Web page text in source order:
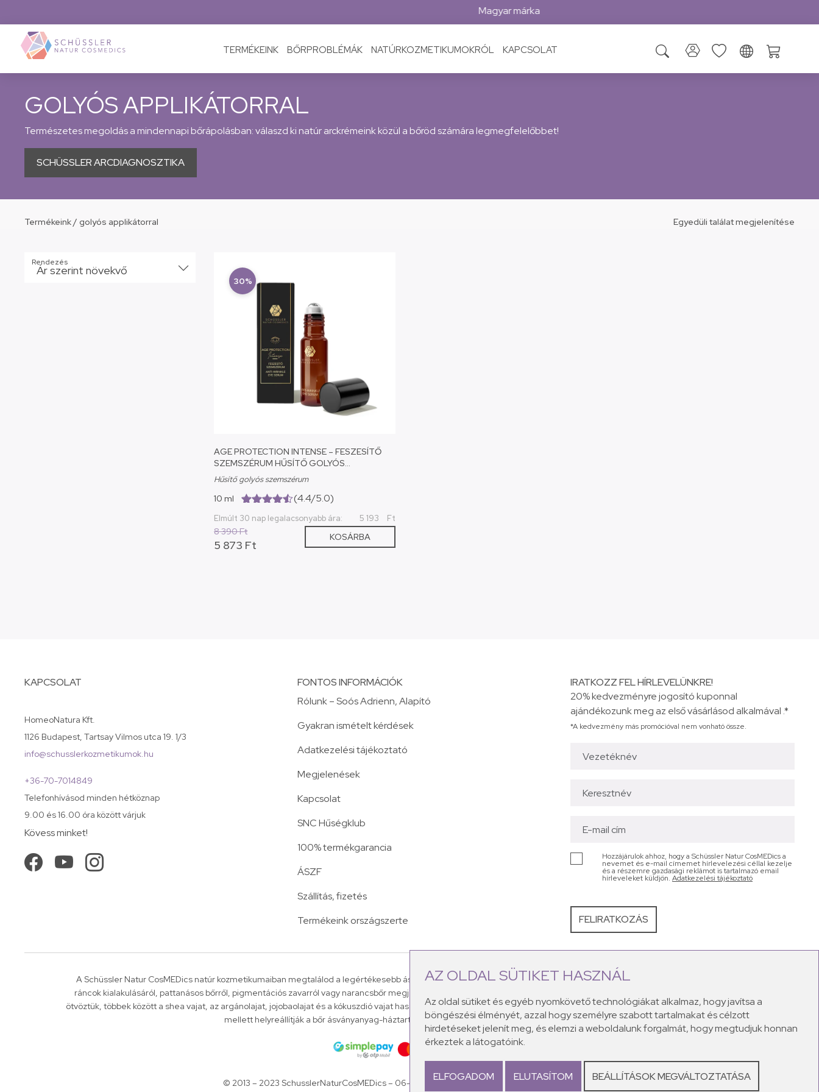
AZ OLDAL SÜTIKET HASZNÁL
Az oldal sütiket és egyéb nyomkövető technológiákat alkalmaz, hogy javítsa a
böngészési élményét, azzal hogy személyre szabott tartalmakat és célzott
hirdetéseket jelenít meg, és elemzi a weboldalunk forgalmát, hogy megtudjuk honnan
érkeztek a látogatóink.
ELFOGADOM ELUTASÍTOM BEÁLLÍTÁSOK MEGVÁLTOZTATÁSA
TERMÉKEINK BŐRPROBLÉMÁK NATÚRKOZMETIKUMOKRÓL KAPCSOLAT
GOLYÓS APPLIKÁTORRAL
Természetes megoldás a mindennapi bőrápolásban: válaszd ki natúr arckrémeink közül a bőröd számára legmegfelelőbbet!
SCHÜSSLER ARCDIAGNOSZTIKA
Termékeink/ golyós applikátorral
Rendezés
Ár szerint növekvő
Egyedüli találat megjelenítése
30%
AGE PROTECTION INTENSE – FESZESÍTŐ
SZEMSZÉRUM HŰSÍTŐ GOLYÓS
APPLIKÁTORRAL
Hűsítő golyós szemszérum
KOSÁRBA
10 ml
(4.4/5.0)
(4.4/5.0)
Elmúlt 30 nap legalacsonyabb ára: 5 193 Ft
8 390Ft
5 873 Ft
IRATKOZZ FEL HÍRLEVELÜNKRE!
20% kedvezményre jogosító kuponnal
ajándékozunk meg az első vásárlásod alkalmával .*
*A kedvezmény más promócióval nem vonható össze.
Hozzájárulok ahhoz, hogy a Schüssler Natur CosMEDics a
nevemet és e-mail címemet hírlevelezési céllal kezelje
és a részemre gazdasági reklámot is tartalmazó email
hírleveleket küldjön. Adatkezelési tájékoztató
FONTOS INFORMÁCIÓK
Rólunk – Soós Adrienn, Alapító
Gyakran ismételt kérdések
Adatkezelési tájékoztató
Megjelenések
Kapcsolat
SNC Hűségklub
100% termékgarancia
ÁSZF
Szállítás, fizetés
Termékeink országszerte
KAPCSOLAT
HomeoNatura Kft.
1126 Budapest, Tartsay Vilmos utca 19. 1/3
info@schusslerkozmetikumok.hu
+36-70-7014849
Telefonhívásod minden hétköznap
9.00 és 16.00 óra között várjuk
Kövess minket!
A Schüssler Natur CosMEDics natúr kozmetikumaiban megtalálod a legértékesebb ásványi sókat, amelyek a leggyakoribb bőrproblémákra kínálnak megoldást: legyen szó
ráncok kialakulásáról, pattanásos bőrről, pigmentációs zavarról vagy narancsbőr megjelenéséről.
ötvöztük, többek között a shea vajat, az argánolajat, jojobaolajat és a kókuszdió vajat használunk fel termékeink készítésekor. A Schüssler natúr krémek a maximális kényeztetés
mellett helyreállítják a bőr ásványanyag-háztartását, mely ezáltal egészséges, élettel teli lesz!
© 2013 – 2023 SchusslerNaturCosMEDics – 06-70-7014849 – info@schusslerkozmetikumok.hu